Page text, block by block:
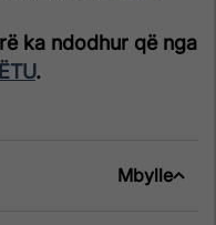
ka ndodhur që nga
.
Mbylle